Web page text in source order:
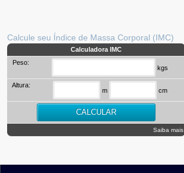
Calcule seu Índice de Massa Corporal (IMC)
Calculadora IMC
Peso:
kgs
Altura:
m cm
Saiba mais